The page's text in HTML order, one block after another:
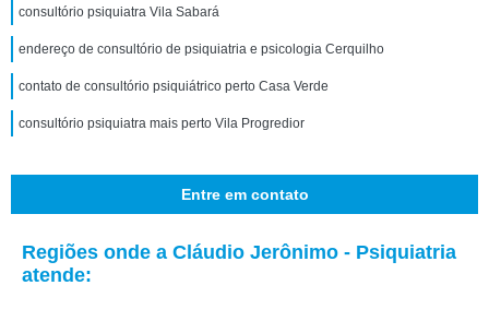
consultório psiquiatra Vila Sabará
endereço de consultório de psiquiatria e psicologia Cerquilho
contato de consultório psiquiátrico perto Casa Verde
consultório psiquiatra mais perto Vila Progredior
Entre em contato
Regiões onde a Cláudio Jerônimo - Psiquiatria
atende: